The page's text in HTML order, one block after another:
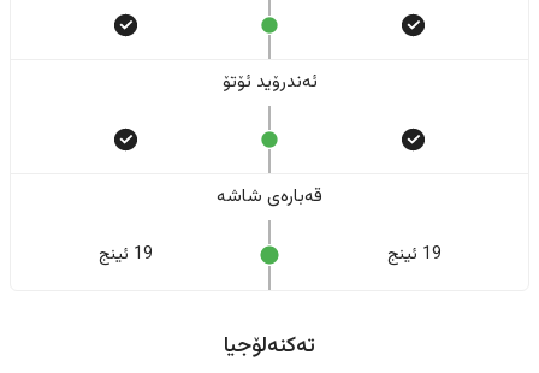
ئەندرۆید ئۆتۆ
قەبارەی شاشە
19 ئینج 19 ئینج
تەکنەلۆجیا